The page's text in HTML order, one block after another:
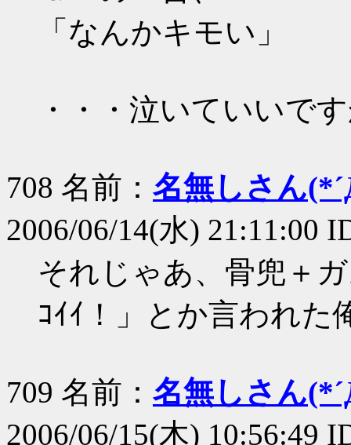
「なんかキモい」
・・・泣いていいで
708 名前： 名無しさん
2006/06/14(水) 21:11:00
それじゃあ、骨兜＋
ｺｲｲ！」とか言われた
709 名前： 名無しさん
2006/06/15(木) 10:56:49